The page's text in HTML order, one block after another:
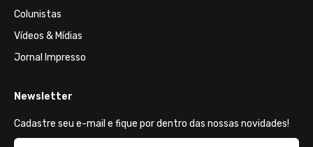
Colunistas
Vídeos & Mídias
Jornal Impresso
Newsletter
Cadastre seu e-mail e fique por dentro das nossas novidades!